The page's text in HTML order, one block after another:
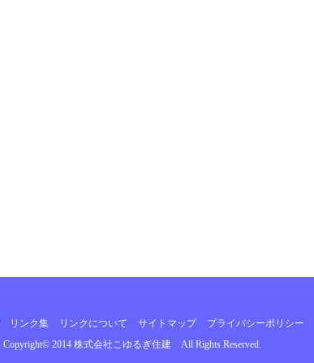
リンク集 リンクについて サイトマップ プライバシーポリシー
Copyright© 2014 株式会社こゆるぎ住建 All Rights Reserved.